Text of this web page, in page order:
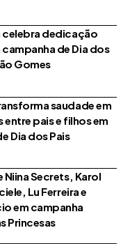
celebra dedicação
de Dia dos
Gomes
saudade em
pais e filhos em
Dia dos Pais
Niina Secrets, Karol
Lu Ferreira e
em campanha
Princesas